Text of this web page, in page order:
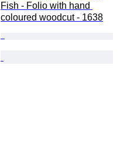
Fish - Folio with hand
coloured woodcut - 1638